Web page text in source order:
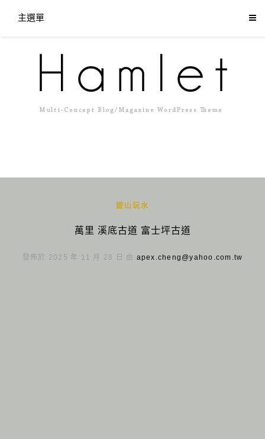
主選單
遊山玩水
萬里 溪底古道 富士坪古道
發佈於 2025 年 11 月 28 日 由 apex.cheng@yahoo.com.tw